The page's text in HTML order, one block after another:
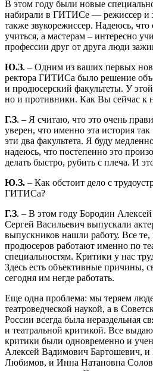
В этом году были новые
набирали в ГИТИСе — режиссер и
также звукорежиссер. Надеюсь, что
учиться, а мастерам – интересно
профессии друг от друга люди
Ю.З. – Одним из ваших первых
ректора ГИТИСа было решение
и продюсерский факультеты. У
но и противники. Как Вы сейчас к
Г.З. – Я считаю, что это очень
уверен, что именно эта история
эти два факультета. Я буду
надеюсь, что постепенно это
делать быстро, рубить с плеча. И
Ю.З. – Как обстоит дело с
ГИТИСа?
Г.З. – В этом году Бородин
Сергей Васильевич выпускали
выпускников нашли работу. Все те,
продюсеров работают именно по
специальностям. Критики у нас
Здесь есть объективные причины,
сегодня им негде работать.
Еще одна проблема: мы теряем
театроведческой наукой, а в
России всегда была нераздельная
и театральной критикой. Все
критики были одновременно и
Алексей Вадимович Бартошевич, и
Любимов, и Инна Натановна